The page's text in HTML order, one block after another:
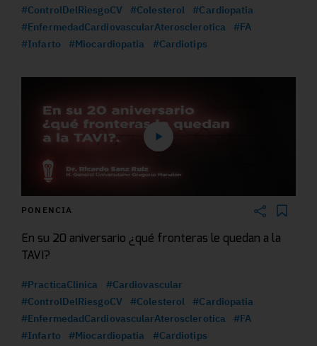
#ControlDelRiesgoCV
#Colesterol
#Cardiopatia
#EnfermedadCardiovascularAterosclerotica
#FA
#Infarto
#Miocardiopatia #Cardiotips
PONENCIA
En su 20 aniversario ¿qué fronteras le quedan a la
TAVI?
#PracticaClinica
#Cardiovascular
#ControlDelRiesgoCV
#Colesterol
#Cardiopatia
#EnfermedadCardiovascularAterosclerotica
#FA
#Infarto
#Miocardiopatia #Cardiotips